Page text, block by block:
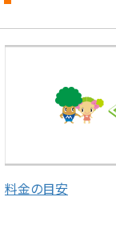
料金の目安